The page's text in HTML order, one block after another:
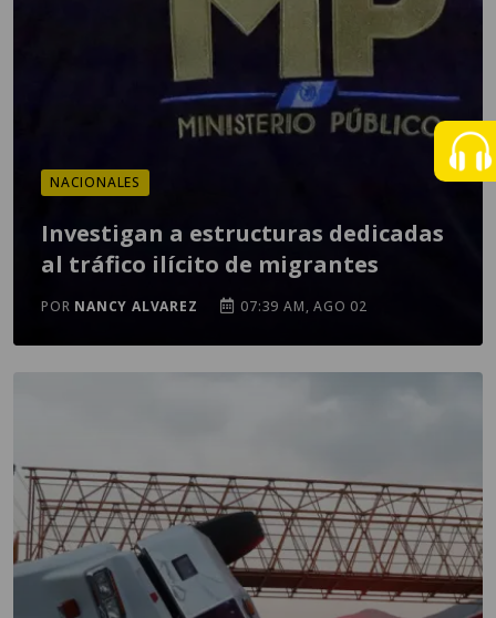
NACIONALES
Investigan a estructuras dedicadas
al tráfico ilícito de migrantes
POR NANCY ALVAREZ 07:39 AM, AGO 02